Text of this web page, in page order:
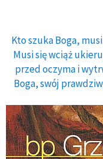
Kto szuka Boga,
Musi się wciąż
przed oczyma i
Boga, swój